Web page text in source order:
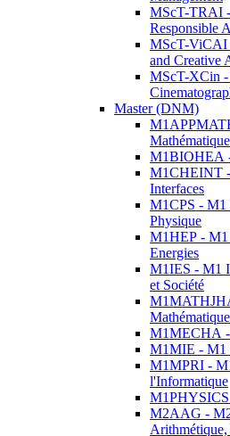
MScT-TRAI
Responsible
MScT-ViCAI
and Creative
MScT-XCin -
Master (DNM)
M1BIOHEA
M1CHEINT
Interfaces
M1CPS - M1
Physique
M1HEP - M1
Energies
M1IES - M1
et Société
M1MECHA -
M1MIE - M1
M1MPRI -
l'Informatique
M2AAG -
Arithmétique,